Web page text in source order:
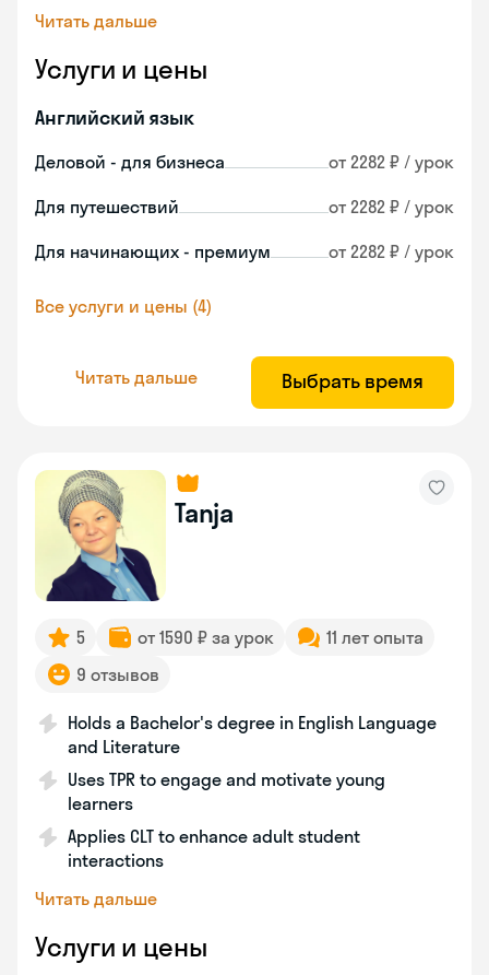
Читать дальше
Услуги и цены
Английский язык
Деловой - для бизнеса от 2282 ₽ / урок
Для путешествий от 2282 ₽ / урок
Для начинающих - премиум от 2282 ₽ / урок
Все услуги и цены (4)
Читать дальше Выбрать время
Tanja
5 от 1590 ₽ за урок
11 лет опыта
9 отзывов
Holds a Bachelor's degree in English Language
and Literature
Uses TPR to engage and motivate young
learners
Applies CLT to enhance adult student
interactions
Читать дальше
Услуги и цены